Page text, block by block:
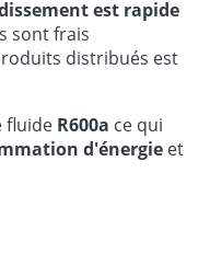
est rapide
sont frais
distribués est
fluide R600a ce qui
d'énergie et